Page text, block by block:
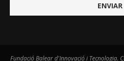
Fundació Balear d'Innovació i Tecnologia.